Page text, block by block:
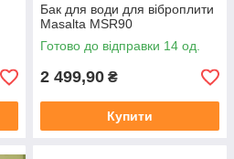
Бак для води для віброплити
Masalta MSR90
Готово до відправки 14 од.
2 499,90 ₴
Купити